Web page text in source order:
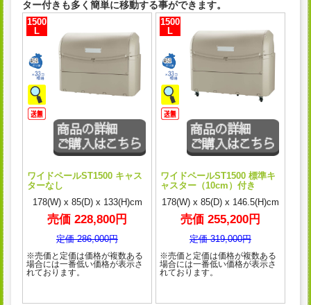
ター付きも多く簡単に移動する事ができます。
1500
L
ワイドペールST1500 キャス
ターなし
178(W) x 85(D) x 133(H)cm
売価 228,800円
定価 286,000円
※売価と定価は価格が複数ある
場合には一番低い価格が表示さ
れております。
1500
L
ワイドペールST1500 標準キ
ャスター（10cm）付き
178(W) x 85(D) x 146.5(H)cm
売価 255,200円
定価 319,000円
※売価と定価は価格が複数ある
場合には一番低い価格が表示さ
れております。